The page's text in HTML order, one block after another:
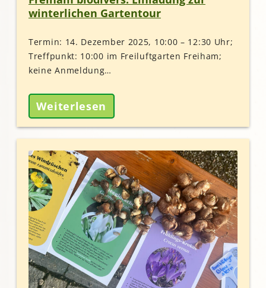
winterlichen Gartentour
Termin: 14. Dezember 2025, 10:00 – 12:30 Uhr;
Treffpunkt: 10:00 im Freiluftgarten Freiham;
keine Anmeldung…
Weiterlesen